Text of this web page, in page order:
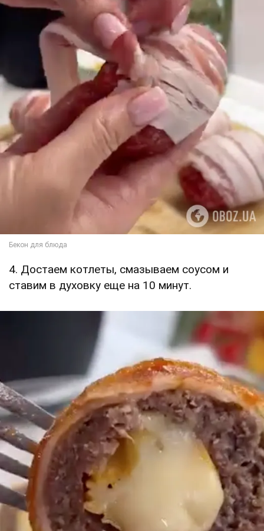
4. Достаем котлеты, смазываем соусом и
ставим в духовку еще на 10 минут.